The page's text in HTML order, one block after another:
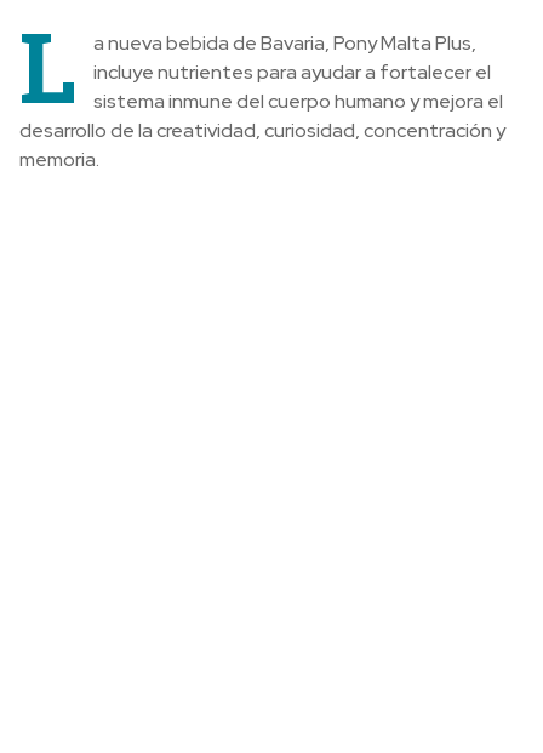
L
a nueva bebida de Bavaria, Pony Malta Plus,
incluye nutrientes para ayudar a fortalecer el
sistema inmune del cuerpo humano y mejora el
desarrollo de la creatividad, curiosidad, concentración y
memoria.